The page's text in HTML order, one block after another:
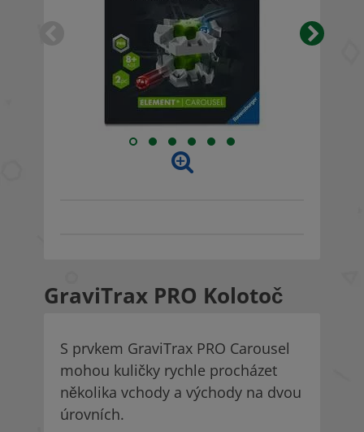
GraviTrax PRO Kolotoč
S prvkem GraviTrax PRO Carousel
mohou kuličky rychle procházet
několika vchody a východy na dvou
úrovních.